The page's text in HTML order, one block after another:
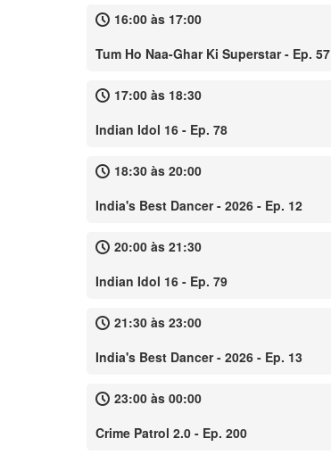
16:00 às 17:00
Tum Ho Naa-Ghar Ki Superstar - Ep. 57
17:00 às 18:30
Indian Idol 16 - Ep. 78
18:30 às 20:00
India's Best Dancer - 2026 - Ep. 12
20:00 às 21:30
Indian Idol 16 - Ep. 79
21:30 às 23:00
India's Best Dancer - 2026 - Ep. 13
23:00 às 00:00
Crime Patrol 2.0 - Ep. 200